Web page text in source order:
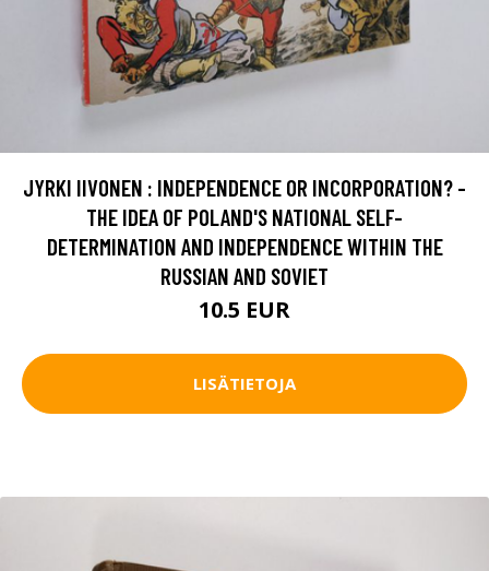
JYRKI IIVONEN : INDEPENDENCE OR INCORPORATION? -
THE IDEA OF POLAND'S NATIONAL SELF-
DETERMINATION AND INDEPENDENCE WITHIN THE
RUSSIAN AND SOVIET
10.5 EUR
LISÄTIETOJA